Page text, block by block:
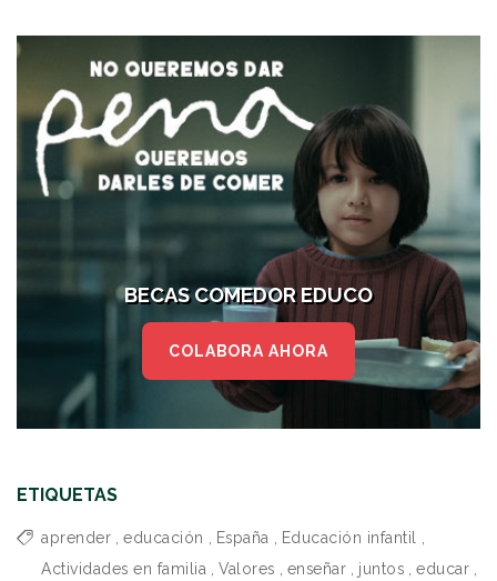
BECAS COMEDOR EDUCO
COLABORA AHORA
ETIQUETAS
aprender educación España Educación infantil
Actividades en familia
Valores enseñar juntos educar